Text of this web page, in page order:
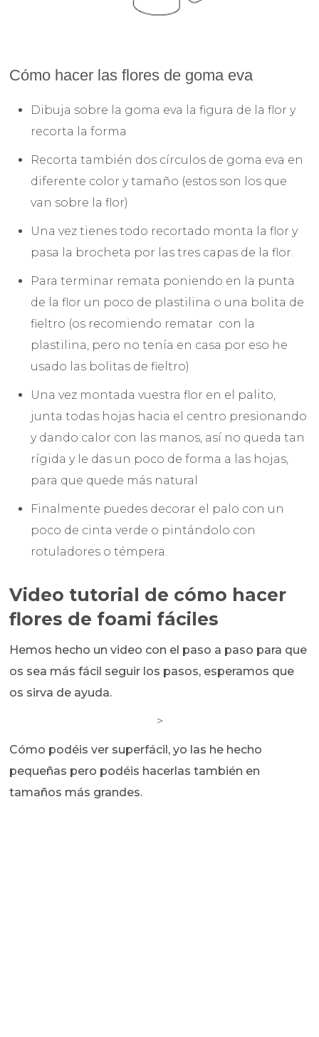
Cómo hacer las flores de goma eva
Dibuja sobre la goma eva la figura de la flor y
recorta la forma
Recorta también dos círculos de goma eva en
diferente color y tamaño (estos son los que
van sobre la flor)
Una vez tienes todo recortado monta la flor y
pasa la brocheta por las tres capas de la flor.
Para terminar remata poniendo en la punta
de la flor un poco de plastilina o una bolita de
fieltro (os recomiendo rematar con la
plastilina, pero no tenía en casa por eso he
usado las bolitas de fieltro)
Una vez montada vuestra flor en el palito,
junta todas hojas hacia el centro presionando
y dando calor con las manos, así no queda tan
rígida y le das un poco de forma a las hojas,
para que quede más natural
Finalmente puedes decorar el palo con un
poco de cinta verde o pintándolo con
rotuladores o témpera.
Video tutorial de cómo hacer
flores de foami fáciles
Hemos hecho un video con el paso a paso para que
os sea más fácil seguir los pasos, esperamos que
os sirva de ayuda.
>
Cómo podéis ver superfácil, yo las he hecho
pequeñas pero podéis hacerlas también en
tamaños más grandes.